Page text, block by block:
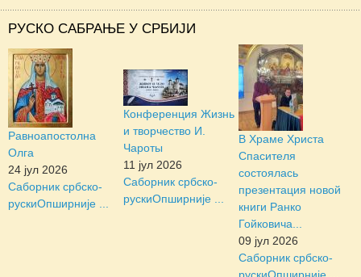
РУСКО САБРАЊЕ У СРБИЈИ
Равноапостолна
Олга
24 јул 2026
Саборник србско-
рускиОпширније ...
Конференция Жизнь
и творчество И.
Чароты
11 јул 2026
Саборник србско-
рускиОпширније ...
В Храме Христа
Спасителя
состоялась
презентация новой
книги Ранко
Гойковича...
09 јул 2026
Саборник србско-
рускиОпширније ...